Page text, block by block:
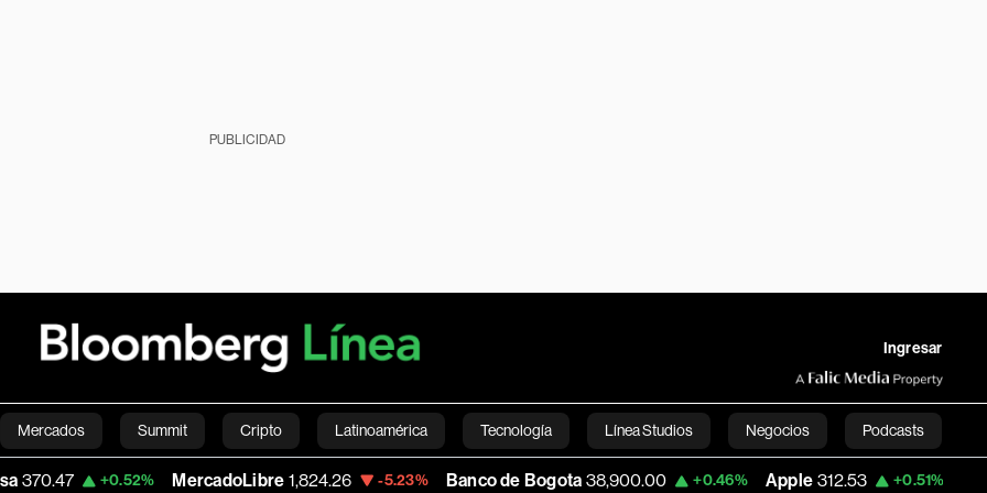
PUBLICIDAD
Ingresar
Mercados Summit Cripto Latinoamérica Tecnología Línea Studios Negocios Podcasts
Economía Estilo de vida Mundo Videos English
MercadoLibre 1,824.26 -5.23% Banco de Bogota 38,900.00 +0.46% Apple 312.53 +0.51% USD COP 3,159.39